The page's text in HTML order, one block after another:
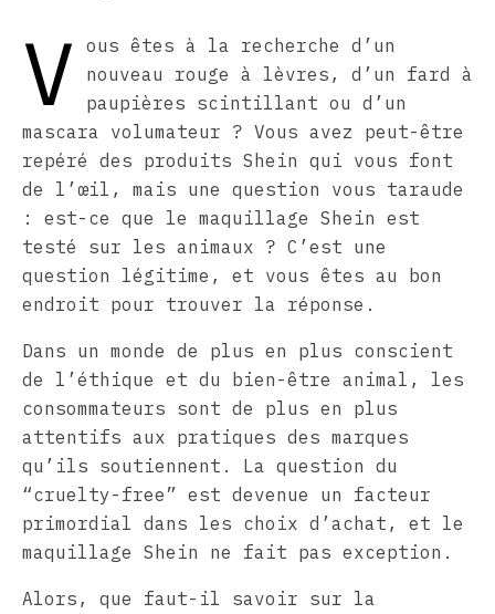
V
ous êtes à la recherche d’un
nouveau rouge à lèvres, d’un fard à
paupières scintillant ou d’un
mascara volumateur ? Vous avez peut-être
repéré des produits Shein qui vous font
de l’œil, mais une question vous taraude
: est-ce que le maquillage Shein est
testé sur les animaux ? C’est une
question légitime, et vous êtes au bon
endroit pour trouver la réponse.
Dans un monde de plus en plus conscient
de l’éthique et du bien-être animal, les
consommateurs sont de plus en plus
attentifs aux pratiques des marques
qu’ils soutiennent. La question du
“cruelty-free” est devenue un facteur
primordial dans les choix d’achat, et le
maquillage Shein ne fait pas exception.
Alors, que faut-il savoir sur la